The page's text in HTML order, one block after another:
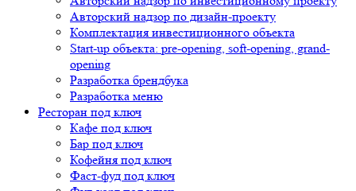
Авторский надзор по дизайн-проекту
Комплектация инвестиционного объекта
Start-up объекта: pre-opening, soft-opening, grand-
opening
Разработка брендбука
Разработка меню
Ресторан под ключ
Кафе под ключ
Бар под ключ
Кофейня под ключ
Фаст-фуд под ключ